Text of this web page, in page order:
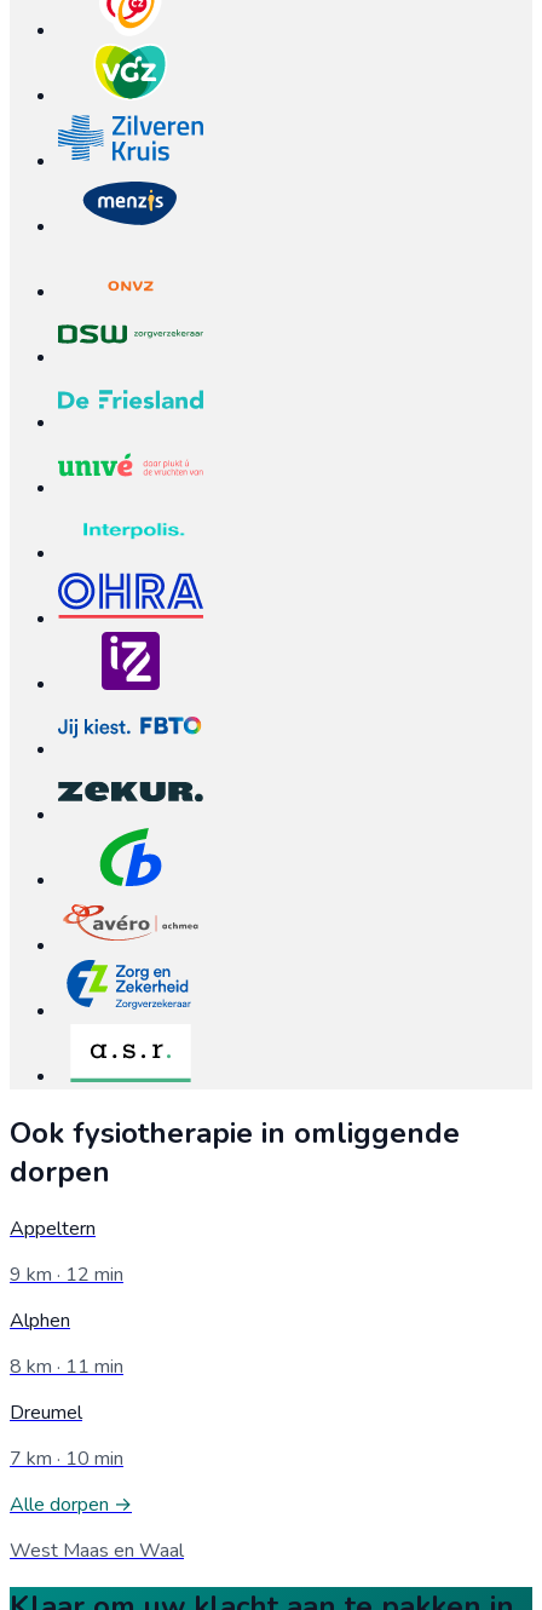
Ook fysiotherapie in omliggende
dorpen
Appeltern
9 km · 12 min
Alphen
8 km · 11 min
Dreumel
7 km · 10 min
Alle dorpen →
West Maas en Waal